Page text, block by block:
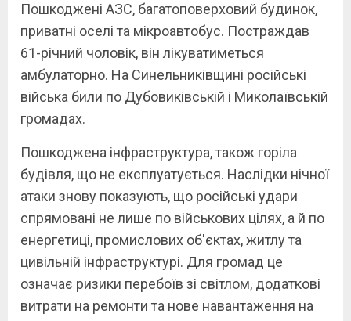
Пошкоджені АЗС, багатоповерховий будинок,
приватні оселі та мікроавтобус. Постраждав
61-річний чоловік, він лікуватиметься
амбулаторно. На Синельниківщині російські
війська били по Дубовиківській і Миколаївській
громадах.
Пошкоджена інфраструктура, також горіла
будівля, що не експлуатується. Наслідки нічної
атаки знову показують, що російські удари
спрямовані не лише по військових цілях, а й по
енергетиці, промислових об'єктах, житлу та
цивільній інфраструктурі. Для громад це
означає ризики перебоїв зі світлом, додаткові
витрати на ремонти та нове навантаження на